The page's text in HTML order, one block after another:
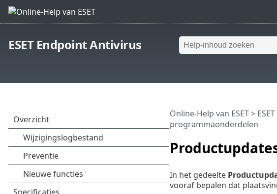
ESET Endpoint Antivirus
Online-Help van ESET>
programmaonderdelen
In het gedeelte
vooraf bepalen dat